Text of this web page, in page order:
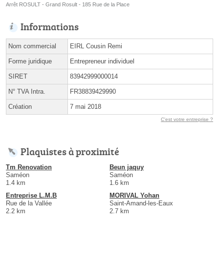
Arrêt ROSULT - Grand Rosult - 185 Rue de la Place
Informations
Nom commercial EIRL Cousin Remi
Forme juridique Entrepreneur individuel
SIRET 83942999000014
N° TVA Intra. FR38839429990
Création 7 mai 2018
C'est votre entreprise ?
Plaquistes à proximité
Tm Renovation
Saméon
1.4 km
Beun jaquy
Saméon
1.6 km
Entreprise L.M.B
Rue de la Vallée
2.2 km
MORIVAL Yohan
Saint-Amand-les-Eaux
2.7 km